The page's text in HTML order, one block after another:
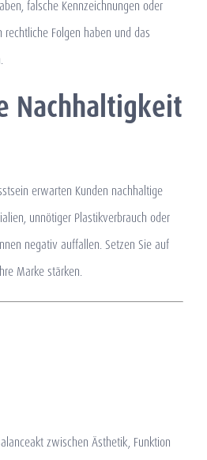
falsche Kennzeichnungen oder
Folgen haben und das
Nachhaltigkeit
erwarten Kunden nachhaltige
unnötiger Plastikverbrauch oder
negativ auffallen. Setzen Sie auf
Marke stärken.
zwischen Ästhetik, Funktion